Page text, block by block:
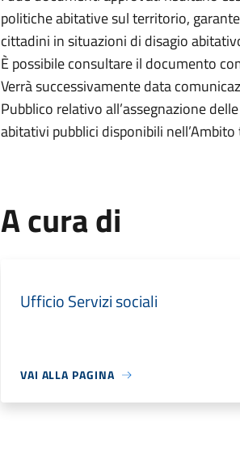
politiche abitative sul territorio,
cittadini in situazioni di disagio
È possibile consultare il documento
Verrà successivamente data
Pubblico relativo all’assegnazione
abitativi pubblici disponibili
A cura di
Ufficio Servizi sociali
VAI ALLA PAGINA